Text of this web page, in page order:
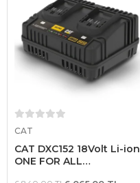
CAT
CAT DXC152 18Volt Li-ion
ONE FOR ALL